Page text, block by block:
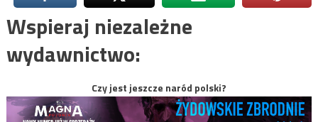
Wspieraj niezależne
wydawnictwo:
Czy jest jeszcze naród polski?